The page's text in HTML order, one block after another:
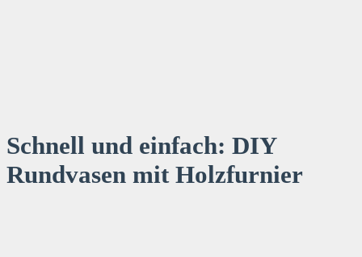
Schnell und einfach: DIY
Rundvasen mit Holzfurnier